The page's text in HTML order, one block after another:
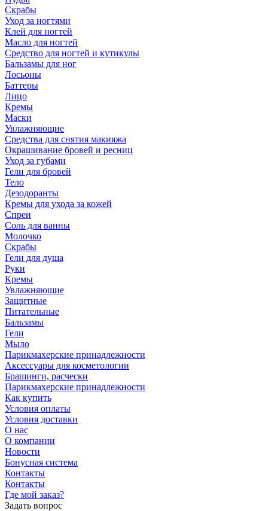
Скрабы
Уход за ногтями
Клей для ногтей
Масло для ногтей
Средство для ногтей и кутикулы
Бальзамы для ног
Лосьоны
Баттеры
Лицо
Кремы
Маски
Увлажняющие
Средства для снятия макияжа
Окрашивание бровей и ресниц
Уход за губами
Гели для бровей
Тело
Дезодоранты
Кремы для ухода за кожей
Спреи
Соль для ванны
Молочко
Скрабы
Гели для душа
Руки
Кремы
Увлажняющие
Защитные
Питательные
Бальзамы
Гели
Мыло
Парикмахерские принадлежности
Аксессуары для косметологии
Брашинги, расчески
Парикмахерские принадлежности
Как купить
Условия оплаты
Условия доставки
О нас
О компании
Новости
Бонусная система
Контакты
Контакты
Где мой заказ?
Задать вопрос